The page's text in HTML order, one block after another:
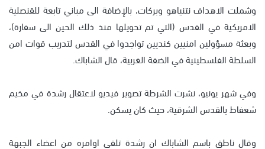
وشملت الاهداف نتنياهو وبركات، بالإضافة الى مباني تابعة للقنصلية
الامريكية في القدس (التي تم تحويلها منذ ذلك الحين الى سفارة)،
وبعثة مسؤولين امنيين كنديين تواجدوا في القدس لتدريب قوات امن
السلطة الفلسطينية في الضفة الغربية، قال الشاباك.
وفي شهر يونيو، نشرت الشرطة تصوير فيديو لاعتقال رشدة في مخيم
شعفاط بالقدس الشرقية، حيث كان يسكن.
وقال ناطق باسم الشاباك ان رشدة تلقى اوامره من اعضاء الجبهة